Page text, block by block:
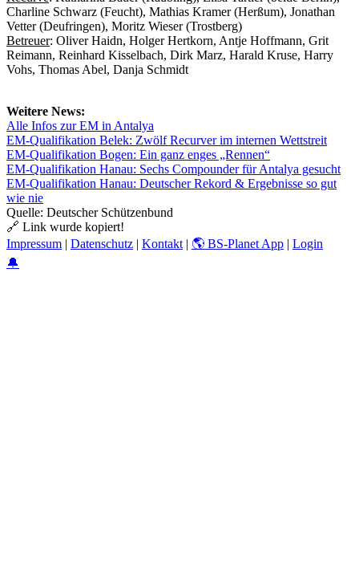
Charline Schwarz (Feucht), Mathias Kramer (Herßum), Jonathan
Vetter (Deufringen), Moritz Wieser (Trostberg)
Betreuer: Oliver Haidn, Holger Hertkorn, Antje Hoffmann, Grit
Reimann, Reinhard Kisselbach, Dirk Marz, Harald Kruse, Harry
Vohs, Thomas Abel, Danja Schmidt
Weitere News:
Alle Infos zur EM in Antalya
EM-Qualifikation Belek: Zwölf Recurver im internen Wettstreit
EM-Qualifikation Bogen: Ein ganz enges „Rennen“
EM-Qualifikation Hanau: Sechs Compounder für Antalya gesucht
EM-Qualifikation Hanau: Deutscher Rekord & Ergebnisse so gut
wie nie
Quelle: Deutscher Schützenbund
🔗 Link wurde kopiert!
Impressum | Datenschutz | Kontakt | 🌎 BS-Planet App | Login
🔔